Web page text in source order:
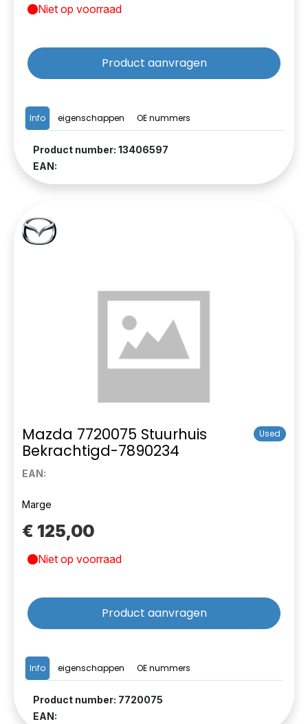
Info eigenschappen OE nummers
Product number: 13406597
EAN:
Niet op voorraad
Product aanvragen
Mazda 7720075 Stuurhuis
Bekrachtigd-7890234
Used
EAN:
Info eigenschappen OE nummers
Product number: 7720075
EAN:
Marge
€ 125,00
Niet op voorraad
Product aanvragen